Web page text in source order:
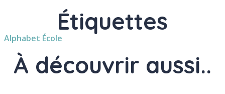
Étiquettes
Alphabet École
À découvrir aussi..